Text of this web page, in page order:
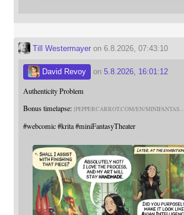
Till Westermayeron 6.8.2026, 07:43:10
David Revoy on 5.8.2026, 16:01:12
Authenticity Problem
Bonus timelapse: PEPPERCARROT.COM/EN/MINIFANTAS
#webcomic #krita #miniFantasyTheater